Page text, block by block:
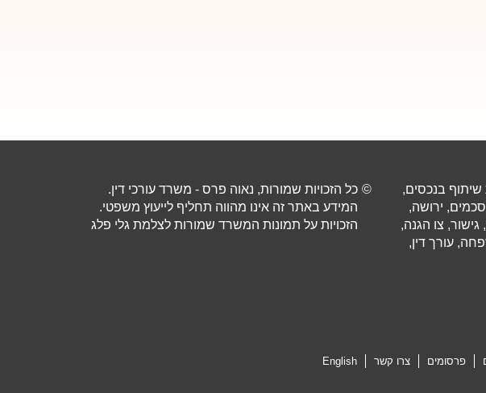
שיתוף בנכסים,
ירושה,
גישור, צו הגנה,
עורך דין,
© כל הזכויות שמורות, נאוה פרס - משרד עורכי דין.
המידע באתר זה אינו מהווה תחליף לייעוץ משפטי.
הזכויות על תמונות המשרד שמורות לצלמת גלי פלג
פרסומים צרו קשר English